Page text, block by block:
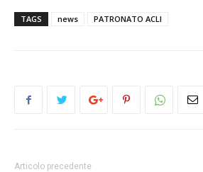
TAGS news PATRONATO ACLI
Articolo precedente